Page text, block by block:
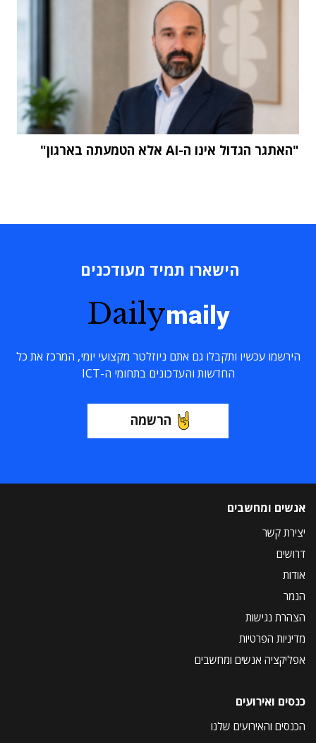
"האתגר הגדול אינו ה-AI אלא הטמעתה בארגון"
הישארו תמיד מעודכנים
Dailymaily
הירשמו עכשיו ותקבלו גם אתם ניוזלטר מקצועי יומי, המרכז את כל
החדשות והעדכונים בתחומי ה-ICT
הרשמה
אנשים ומחשבים
יצירת קשר
דרושים
אודות
הנמר
הצהרת נגישות
מדיניות הפרטיות
אפליקציה אנשים ומחשבים
כנסים ואירועים
הכנסים והאירועים שלנו